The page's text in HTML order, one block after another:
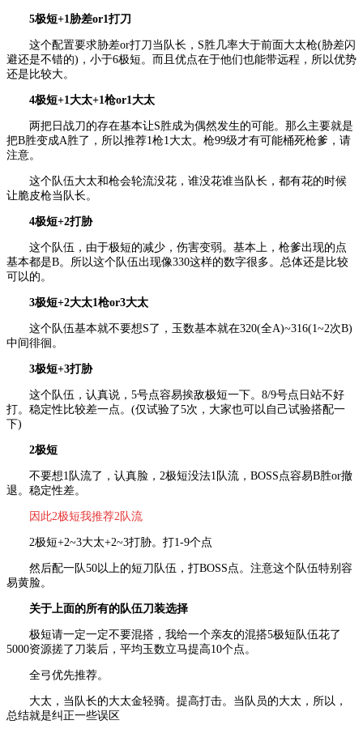
5极短+1胁差or1打刀
这个配置要求胁差or打刀当队长，S胜几率大于前面大太枪(胁差闪
避还是不错的)，小于6极短。而且优点在于他们也能带远程，所以优势
还是比较大。
4极短+1大太+1枪or1大太
两把日战刀的存在基本让S胜成为偶然发生的可能。那么主要就是
把B胜变成A胜了，所以推荐1枪1大太。枪99级才有可能桶死枪爹，请
注意。
这个队伍大太和枪会轮流没花，谁没花谁当队长，都有花的时候
让脆皮枪当队长。
4极短+2打胁
这个队伍，由于极短的减少，伤害变弱。基本上，枪爹出现的点
基本都是B。所以这个队伍出现像330这样的数字很多。总体还是比较
可以的。
3极短+2大太1枪or3大太
这个队伍基本就不要想S了，玉数基本就在320(全A)~316(1~2次B)
中间徘徊。
3极短+3打胁
这个队伍，认真说，5号点容易挨敌极短一下。8/9号点日站不好
打。稳定性比较差一点。(仅试验了5次，大家也可以自己试验搭配一
下)
2极短
不要想1队流了，认真脸，2极短没法1队流，BOSS点容易B胜or撤
退。稳定性差。
因此2极短我推荐2队流
2极短+2~3大太+2~3打胁。打1-9个点
然后配一队50以上的短刀队伍，打BOSS点。注意这个队伍特别容
易黄脸。
关于上面的所有的队伍刀装选择
极短请一定一定不要混搭，我给一个亲友的混搭5极短队伍花了
5000资源搓了刀装后，平均玉数立马提高10个点。
全弓优先推荐。
大太，当队长的大太金轻骑。提高打击。当队员的大太，所以，
总结就是纠正一些误区